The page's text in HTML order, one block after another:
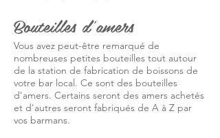
Bouteilles d'amers
Vous avez peut-être remarqué de
nombreuses petites bouteilles tout autour
de la station de fabrication de boissons de
votre bar local. Ce sont des bouteilles
d'amers. Certains seront des amers achetés
et d'autres seront fabriqués de A à Z par
vos barmans.